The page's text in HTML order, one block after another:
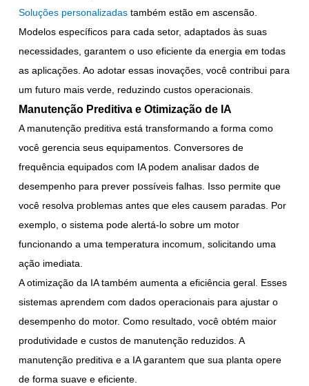
Soluções personalizadas também estão em ascensão.
Modelos específicos para cada setor, adaptados às suas
necessidades, garantem o uso eficiente da energia em todas
as aplicações. Ao adotar essas inovações, você contribui para
um futuro mais verde, reduzindo custos operacionais.
Manutenção Preditiva e Otimização de IA
A manutenção preditiva está transformando a forma como
você gerencia seus equipamentos. Conversores de
frequência equipados com IA podem analisar dados de
desempenho para prever possíveis falhas. Isso permite que
você resolva problemas antes que eles causem paradas. Por
exemplo, o sistema pode alertá-lo sobre um motor
funcionando a uma temperatura incomum, solicitando uma
ação imediata.
A otimização da IA também aumenta a eficiência geral. Esses
sistemas aprendem com dados operacionais para ajustar o
desempenho do motor. Como resultado, você obtém maior
produtividade e custos de manutenção reduzidos. A
manutenção preditiva e a IA garantem que sua planta opere
de forma suave e eficiente.